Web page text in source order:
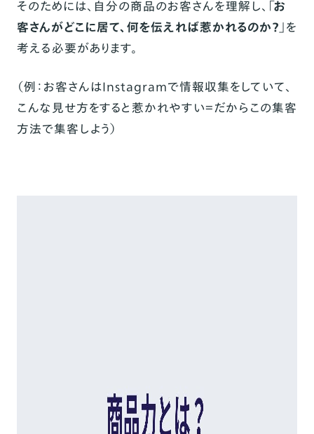
そのためには、自分の商品のお客さんを理解し、 「お
客さんがどこに居て、何を伝えれば惹かれるのか？」を
考える必要があります。
（例：お客さんはInstagramで情報収集をしていて、
こんな見せ方をすると惹かれやすい＝だからこの集客
方法で集客しよう）